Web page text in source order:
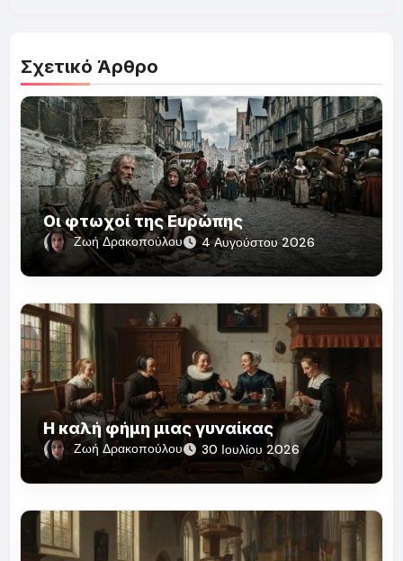
Σχετικό Άρθρο
Οι φτωχοί της Ευρώπης
Ζωή Δρακοπούλου 4 Αυγούστου 2026
Η καλή φήμη μιας γυναίκας
Ζωή Δρακοπούλου 30 Ιουλίου 2026